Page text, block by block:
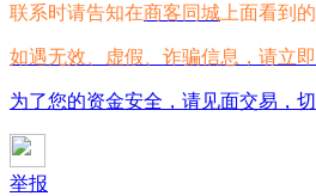
联系时请告知在商客同城 上面看到的
如遇无效、虚假、诈骗信息，请立
为了您的资金安全，请见面交易，
举报